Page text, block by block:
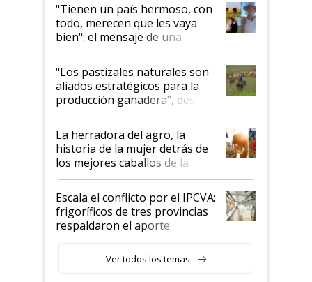
"Tienen un país hermoso, con
todo, merecen que les vaya
bien": el mensaje de una
ganadera uruguaya sobre las
oportunidades que se abren
para el agro en Argentina, con
foco en la carne
"Los pastizales naturales son
aliados estratégicos para la
producción ganadera", destaca
la iniciativa que ya reúne a 46
establecimientos en Argentina
La herradora del agro, la
historia de la mujer detrás de
los mejores caballos de la
Argentina y los mitos que
todavía hacen sufrir a estos
animales: "Mientras me
descalificaban, yo seguí
haciendo currículum"
Escala el conflicto por el IPCVA:
frigoríficos de tres provincias
respaldaron el aporte
Ver todos los temas